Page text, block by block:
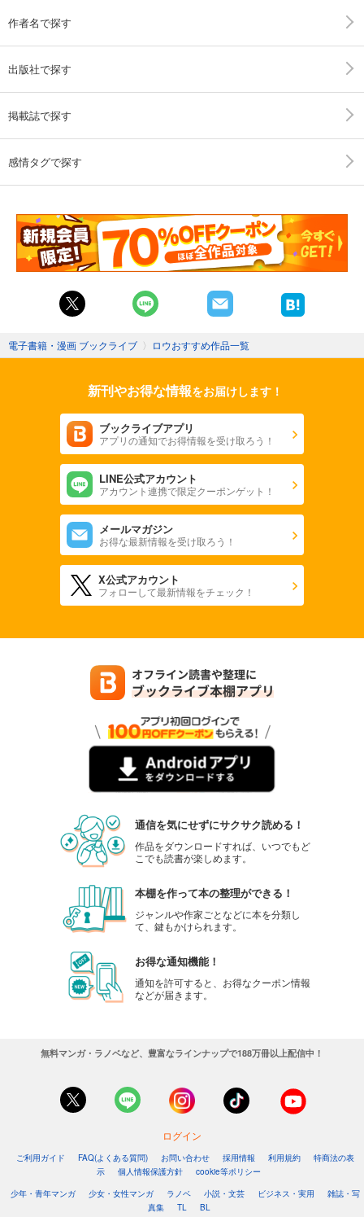
作者名で探す
出版社で探す
掲載誌で探す
感情タグで探す
電子書籍・漫画 ブックライブ 〉 ロウおすすめ作品一覧
新刊やお得な情報をお届けします！
ブックライブアプリ
アプリの通知でお得情報を受け取ろう！
LINE公式アカウント
アカウント連携で限定クーポンゲット！
メールマガジン
お得な最新情報を受け取ろう！
X公式アカウント
フォローして最新情報をチェック！
通信を気にせずにサクサク読める！
作品をダウンロードすれば、いつでもど
こでも読書が楽しめます。
本棚を作って本の整理ができる！
ジャンルや作家ごとなどに本を分類し
て、鍵もかけられます。
お得な通知機能！
通知を許可すると、お得なクーポン情報
などが届きます。
無料マンガ・ラノベなど、豊富なラインナップで188万冊以上配信中！
ログイン
ご利用ガイド FAQ(よくある質問) お問い合わせ 採用情報 利用規約
特商法の表
示
個人情報保護方針
cookie等ポリシー
少年・青年マンガ
少女・女性マンガ ラノベ 小説・文芸 ビジネス・実用
雑誌・写
真集
TL BL